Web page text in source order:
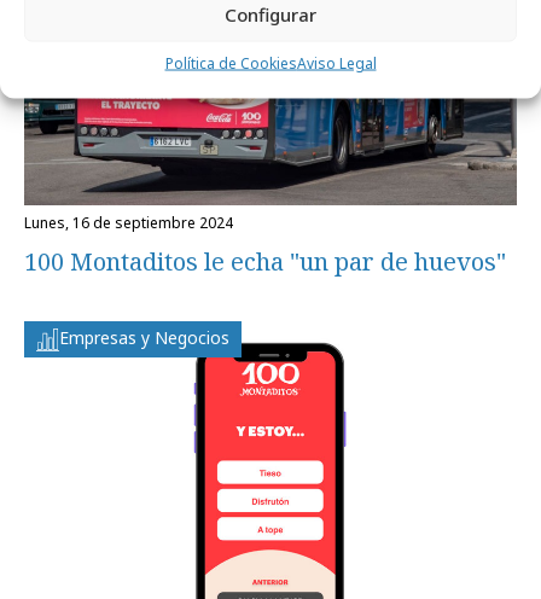
Configurar
Política de CookiesAviso Legal
lunes, 16 de septiembre 2024
100 Montaditos le echa "un par de huevos"
Empresas y Negocios